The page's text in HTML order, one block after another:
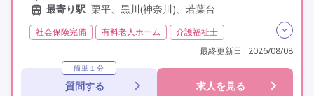
最寄り駅 栗平、黒川(神奈川)、若葉台
社会保険完備 有料老人ホーム
介護福祉士
初任者研修(ヘルパー2級)
夜勤専従 残業月20時間以内
常勤
交通費支給
年間休日110日以上
学歴不問
最終更新日 : 2026/08/08
簡単１分
質問する 求人を見る